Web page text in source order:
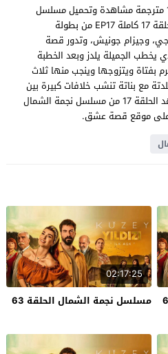
مسلسل نجمة الشمال الحلقة 17 مترجمة مشاهدة وتحميل مسلسل
“نجمة الشمال” Kuzey Yildizi حلقة 17 كاملة EP17 من بطولة
وجيزام جونيش، وتدور قصة
الجميلة يلدز وبعد الخطبة
بفتاة ويتزوجها وينجب منها ثلاث
مع بناتة تنشب خلافات كبيرة بين
العائلتين فكيف سيتصرف ، شاهد الحلقة 17 من مسلسل نجمة الشمال
على موقع قصة عشق.
64
02:17:25
مسلسل نجمة الشمال الحلقة 63